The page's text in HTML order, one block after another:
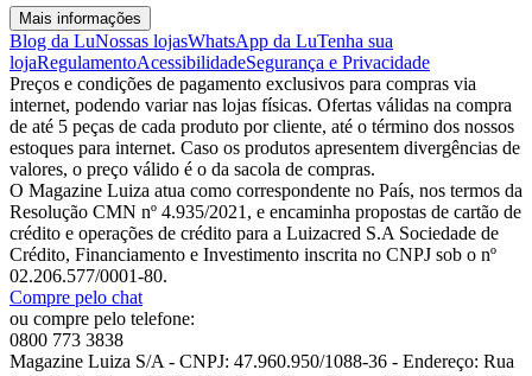
Mais informações
Blog da LuNossas lojasWhatsApp da LuTenha sua
lojaRegulamentoAcessibilidadeSegurança e Privacidade
Preços e condições de pagamento exclusivos para compras via
internet, podendo variar nas lojas físicas. Ofertas válidas na compra
de até 5 peças de cada produto por cliente, até o término dos nossos
estoques para internet. Caso os produtos apresentem divergências de
valores, o preço válido é o da sacola de compras.
O Magazine Luiza atua como correspondente no País, nos termos da
Resolução CMN nº 4.935/2021, e encaminha propostas de cartão de
crédito e operações de crédito para a Luizacred S.A Sociedade de
Crédito, Financiamento e Investimento inscrita no CNPJ sob o nº
02.206.577/0001-80.
Compre pelo chat
ou compre pelo telefone:
0800 773 3838
Magazine Luiza S/A - CNPJ: 47.960.950/1088-36 - Endereço: Rua